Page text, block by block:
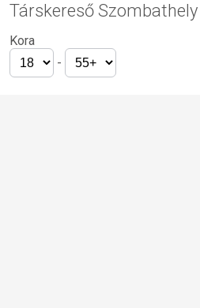
Társkereső Szombathely
Kora
-